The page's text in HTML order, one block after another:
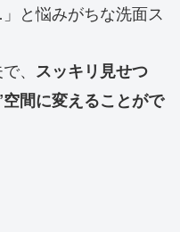
と悩みがちな洗面ス
、 スッキリ見せつ
間に変えることがで